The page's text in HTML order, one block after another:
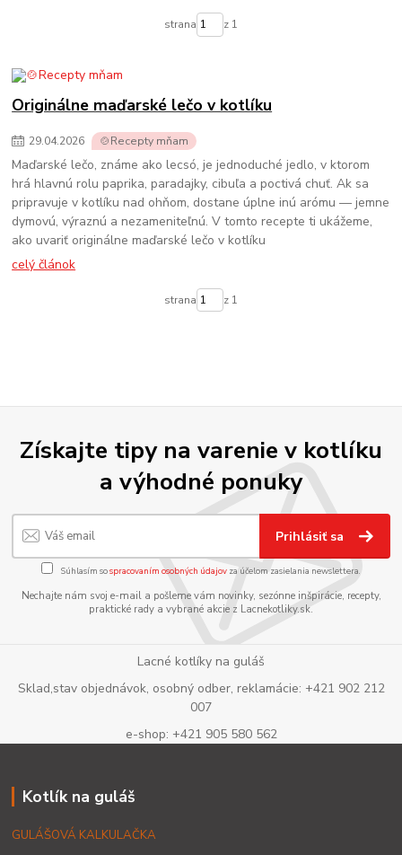
strana z 1
Originálne maďarské lečo v kotlíku
29.04.2026 🍲Recepty mňam
Maďarské lečo, známe ako lecsó, je jednoduché jedlo, v ktorom
hrá hlavnú rolu paprika, paradajky, cibuľa a poctivá chuť. Ak sa
pripravuje v kotlíku nad ohňom, dostane úplne inú arómu — jemne
dymovú, výraznú a nezameniteľnú. V tomto recepte ti ukážeme,
ako uvariť originálne maďarské lečo v kotlíku
celý článok
strana z 1
Získajte tipy na varenie v kotlíku
a výhodné ponuky
Prihlásiť sa
Súhlasím sospracovaním osobných údajov za účelom zasielania newslettera.
Nechajte nám svoj e-mail a pošleme vám novinky, sezónne inšpirácie, recepty,
praktické rady a vybrané akcie z Lacnekotliky.sk.
Lacné kotlíky na guláš
Sklad,stav objednávok, osobný odber, reklamácie: +421 902 212
007
e-shop: +421 905 580 562
Kotlík na guláš
GULÁŠOVÁ KALKULAČKA